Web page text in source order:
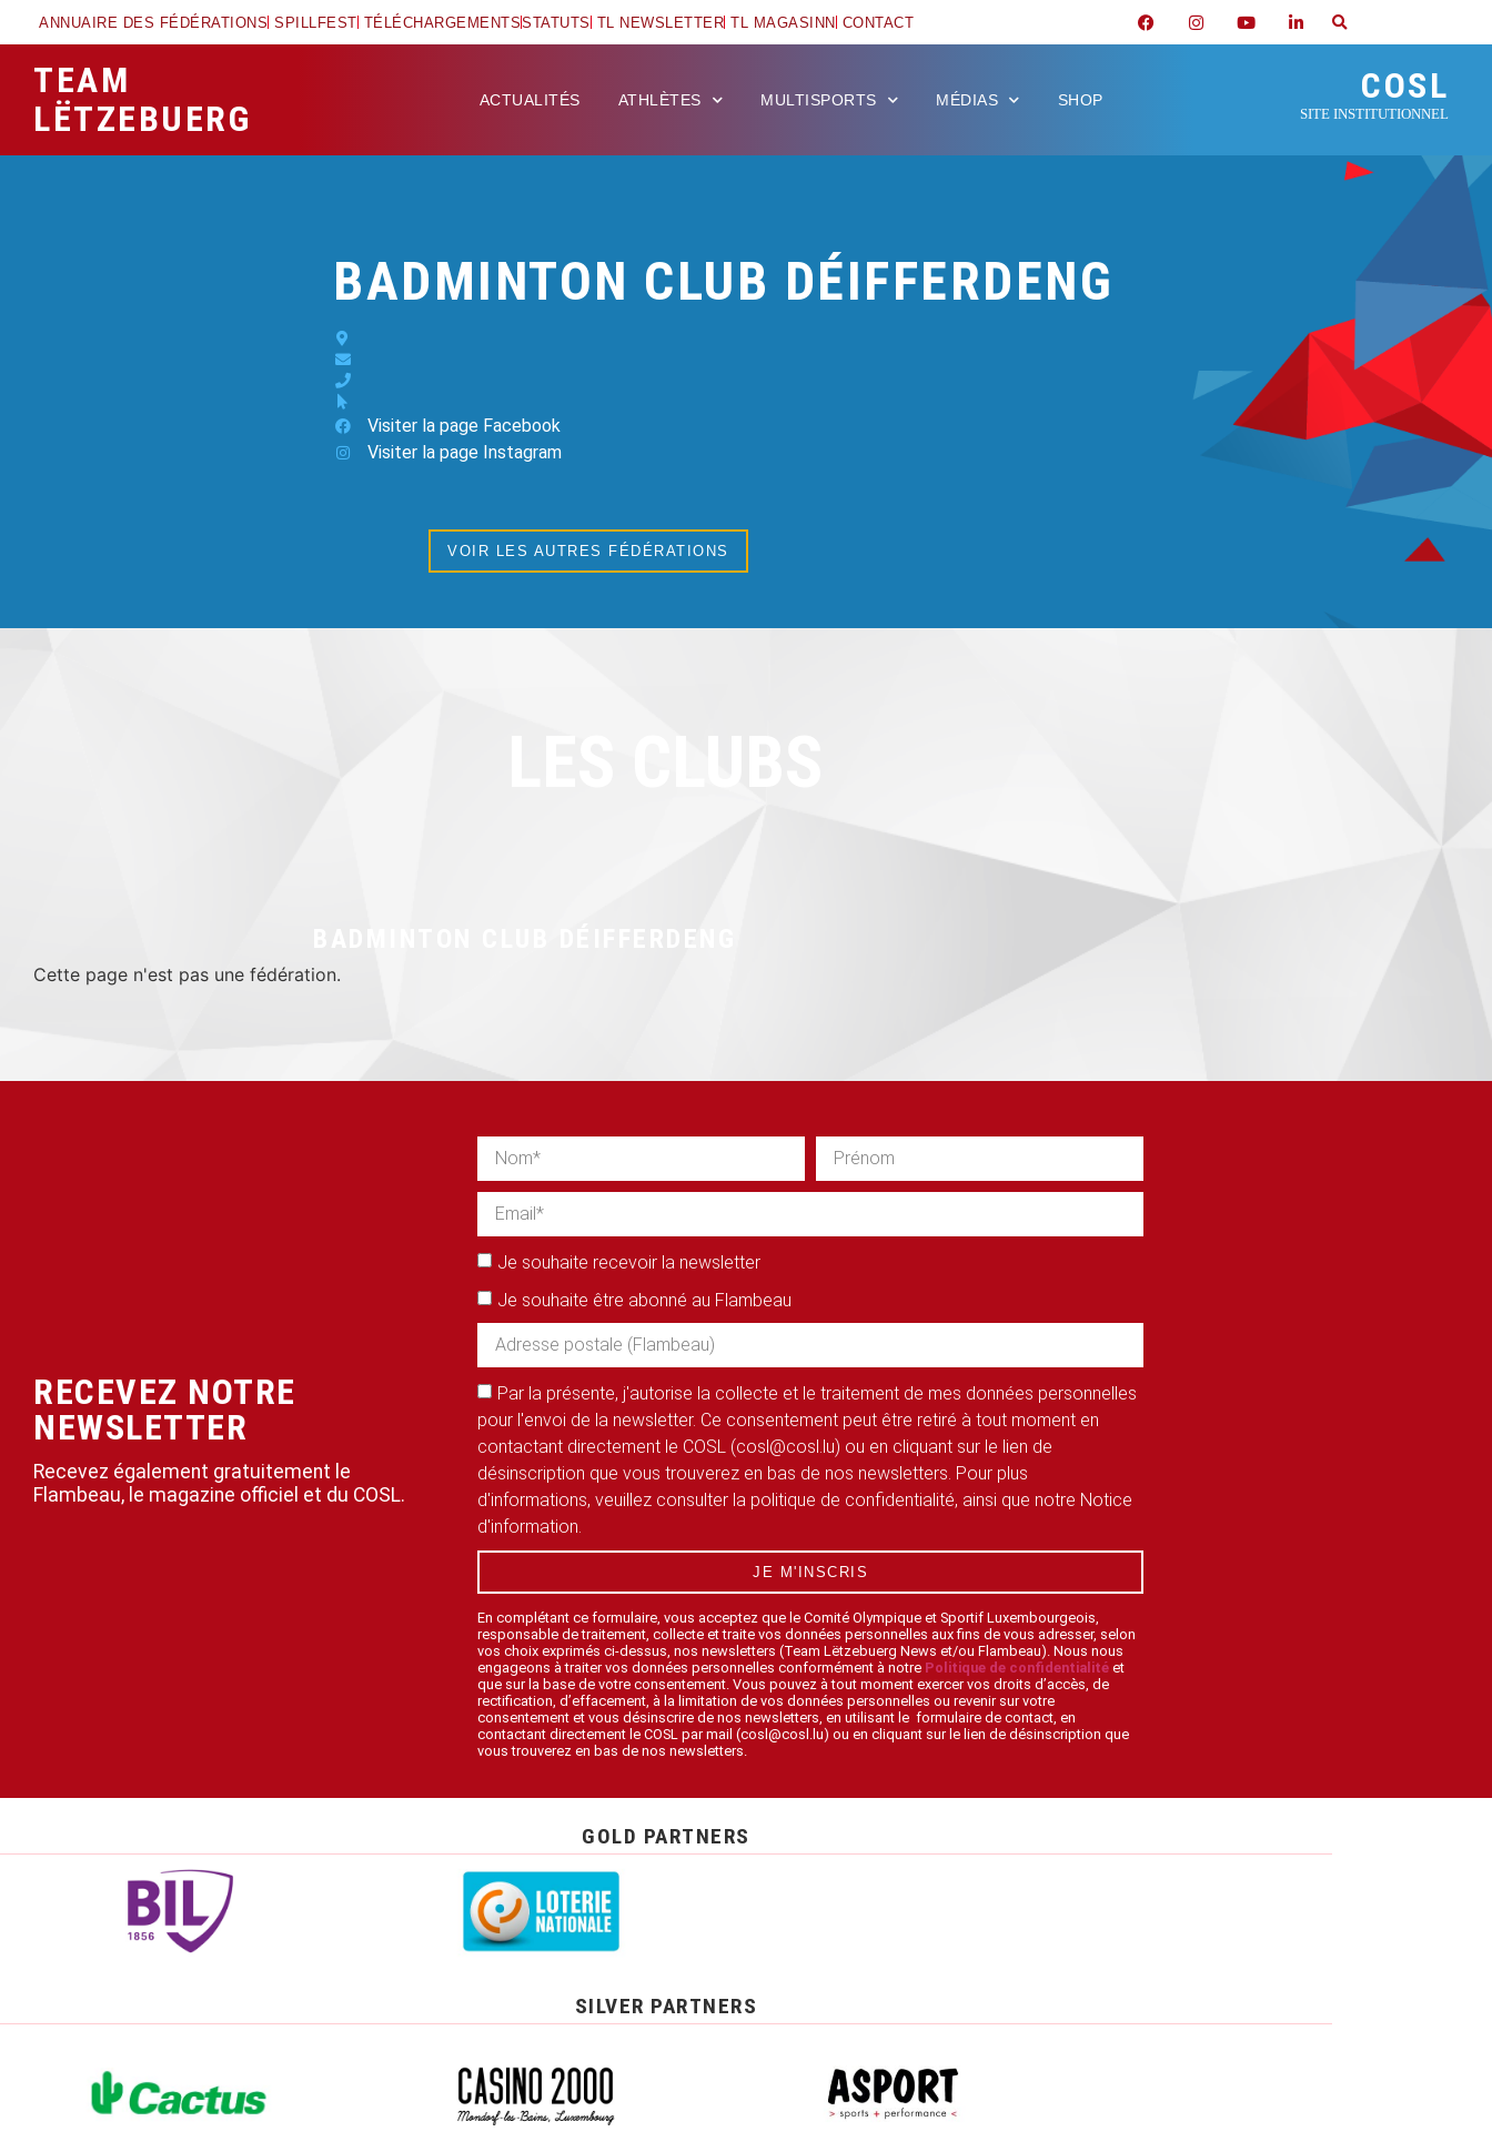
ANNUAIRE DES FÉDÉRATIONS SPILLFEST TÉLÉCHARGEMENTSSTATUTS TL NEWSLETTER TL MAGASINN CONTACT
TEAM
LËTZEBUERG
ACTUALITÉS ATHLÈTES MULTISPORTS MÉDIAS SHOP COSL
SITE INSTITUTIONNEL
BADMINTON CLUB DÉIFFERDENG
Visiter la page Facebook
Visiter la page Instagram
VOIR LES AUTRES FÉDÉRATIONS
Cette page n'est pas une fédération.
RECEVEZ NOTRE
NEWSLETTER
Recevez également gratuitement le
Flambeau, le magazine officiel et du COSL.
Je souhaite recevoir la newsletter
Je souhaite être abonné au Flambeau
Par la présente, j'autorise la collecte et le traitement de mes données personnelles
pour l'envoi de la newsletter. Ce consentement peut être retiré à tout moment en
contactant directement le COSL (cosl@cosl.lu) ou en cliquant sur le lien de
désinscription que vous trouverez en bas de nos newsletters. Pour plus
d'informations, veuillez consulter la politique de confidentialité, ainsi que notre Notice
d'information.
JE M'INSCRIS
En complétant ce formulaire, vous acceptez que le Comité Olympique et Sportif Luxembourgeois,
responsable de traitement, collecte et traite vos données personnelles aux fins de vous adresser, selon
vos choix exprimés ci-dessus, nos newsletters (Team Lëtzebuerg News et/ou Flambeau). Nous nous
engageons à traiter vos données personnelles conformément à notre Politique de confidentialité et
que sur la base de votre consentement. Vous pouvez à tout moment exercer vos droits d’accès, de
rectification, d’effacement, à la limitation de vos données personnelles ou revenir sur votre
consentement et vous désinscrire de nos newsletters, en utilisant le formulaire de contact, en
contactant directement le COSL par mail (cosl@cosl.lu) ou en cliquant sur le lien de désinscription que
vous trouverez en bas de nos newsletters.
GOLD PARTNERS
SILVER PARTNERS